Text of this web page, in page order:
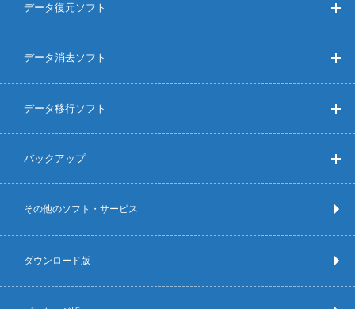
データ復元ソフト
データ消去ソフト
データ移行ソフト
バックアップ
その他のソフト・サービス
ダウンロード版